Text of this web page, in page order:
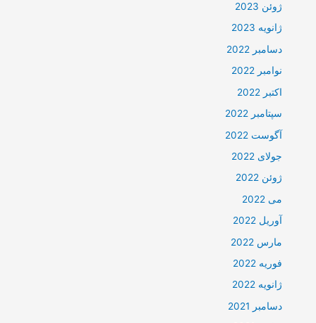
ژوئن 2023
ژانویه 2023
دسامبر 2022
نوامبر 2022
اکتبر 2022
سپتامبر 2022
آگوست 2022
جولای 2022
ژوئن 2022
می 2022
آوریل 2022
مارس 2022
فوریه 2022
ژانویه 2022
دسامبر 2021